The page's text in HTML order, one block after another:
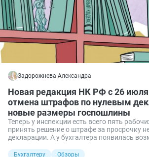
Задорожнева Александра
Новая редакция НК РФ с 26 июля
отмена штрафов по нулевым
новые размеры госпошлины
Теперь у инспекции есть всего пять
принять решение о штрафе за просрочку
декларации. А у бухгалтера появилась
другие поправки к НК РФ утверждены
Бухгалтеру
Обзоры